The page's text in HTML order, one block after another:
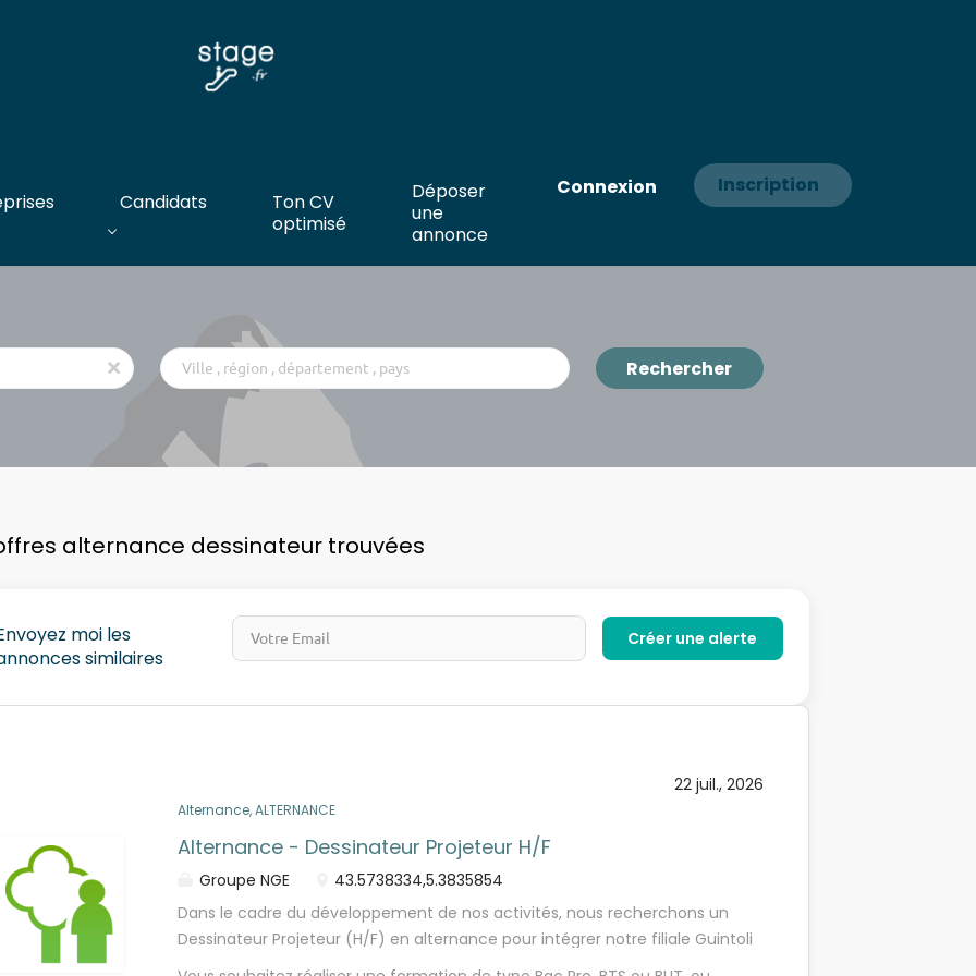
Connexion Inscription
Candidats
Ton CV
optimisé
Déposer
une
annonce
x
Ville
,
département
,
Rechercher
Rechercher
alternance dessinateur trouvées
moi les
similaires
22 juil., 2026
Alternance, ALTERNANCE
Alternance - Dessinateur Projeteur H/F
Groupe NGE
43.5738334,5.3835854
Dans le cadre du développement de nos activités, nous recherchons un
Dessinateur Projeteur (H/F) en alternance pour intégrer notre filiale Guintoli
situé à Aix-en-Provence (13). Vous serez formé(e) aux rôle de conseiller